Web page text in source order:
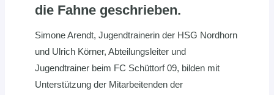
die Fahne geschrieben.
Simone Arendt, Jugendtrainerin der HSG Nordhorn
und Ulrich Körner, Abteilungsleiter und
Jugendtrainer beim FC Schüttorf 09, bilden mit
Unterstützung der Mitarbeitenden der